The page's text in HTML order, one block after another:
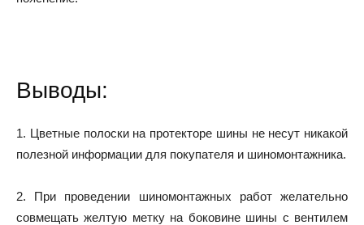
Выводы:
1. Цветные полоски на протекторе шины не несут никакой
полезной информации для покупателя и шиномонтажника.
2. При проведении шиномонтажных работ желательно
совмещать желтую метку на боковине шины с вентилем